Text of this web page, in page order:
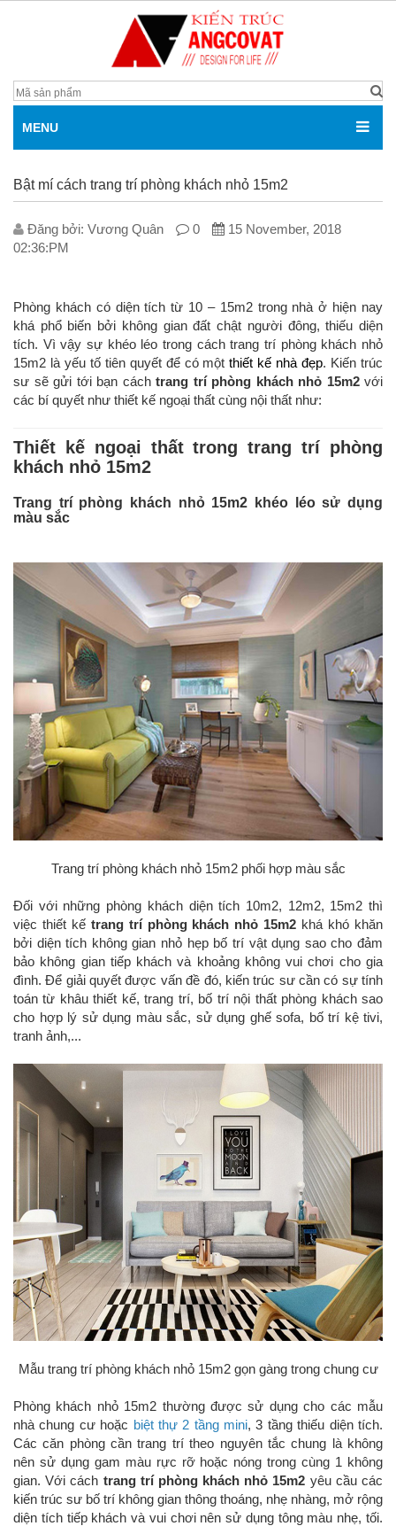
MENU
Bật mí cách trang trí phòng khách nhỏ 15m2
Đăng bởi: V­ương Quân 0
15 November, 2018
02:36:PM
Phòng khách có diện tích từ 10 – 15m2 trong nhà ở hiện nay
khá phổ biến bởi không gian đất chật người đông, thiếu diện
tích. Vì vậy sự khéo léo trong cách trang trí phòng khách nhỏ
15m2 là yếu tố tiên quyết để có mộtthiết kế nhà đẹp. Kiến trúc
sư sẽ gửi tới bạn cách trang trí phòng khách nhỏ 15m2với
các bí quyết như thiết kế ngoại thất cùng nội thất như:
Thiết kế ngoại thất trong trang trí phòng
khách nhỏ 15m2
Trang trí phòng khách nhỏ 15m2 khéo léo sử dụng
màu sắc
Trang trí phòng khách nhỏ 15m2 phối hợp màu sắc
Đối với những phòng khách diện tích 10m2, 12m2, 15m2 thì
việc thiết kế trang trí phòng khách nhỏ 15m2 khá khó khăn
bởi diện tích không gian nhỏ hẹp bố trí vật dụng sao cho đảm
bảo không gian tiếp khách và khoảng không vui chơi cho gia
đình. Để giải quyết được vấn đề đó, kiến trúc sư cần có sự tính
toán từ khâu thiết kế, trang trí, bố trí nội thất phòng khách sao
cho hợp lý sử dụng màu sắc, sử dụng ghế sofa, bố trí kệ tivi,
tranh ảnh,...
Mẫu trang trí phòng khách nhỏ 15m2 gọn gàng trong chung cư
Phòng khách nhỏ 15m2 thường được sử dụng cho các mẫu
nhà chung cư hoặc biệt thự 2 tầng mini, 3 tầng thiếu diện tích.
Các căn phòng cần trang trí theo nguyên tắc chung là không
nên sử dụng gam màu rực rỡ hoặc nóng trong cùng 1 không
gian. Với cách trang trí phòng khách nhỏ 15m2 yêu cầu các
kiến trúc sư bố trí không gian thông thoáng, nhẹ nhàng, mở rộng
diện tích tiếp khách và vui chơi nên sử dụng tông màu nhẹ, tối.